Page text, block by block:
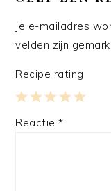
Je e-mailadres
velden zijn
Recipe rating
4
3
2
1
Reactie*